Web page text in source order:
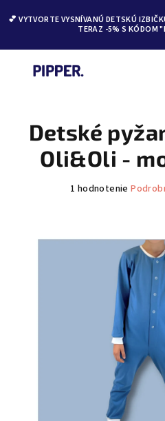
💕 VYTVORTE VYSNÍVANÚ DETSKÚ
TERAZ -5% S KÓDOM
Detské
Oli&Oli -
1 hodnotenie